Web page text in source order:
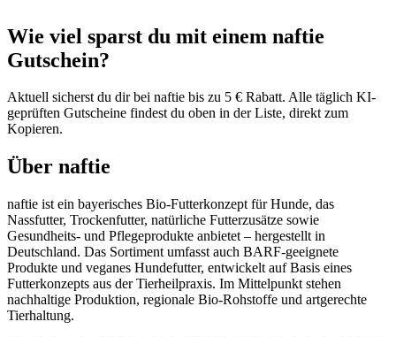
Wie viel sparst du mit einem naftie
Gutschein?
Aktuell sicherst du dir bei naftie bis zu 5 € Rabatt. Alle täglich KI-
geprüften Gutscheine findest du oben in der Liste, direkt zum
Kopieren.
Über naftie
naftie ist ein bayerisches Bio-Futterkonzept für Hunde, das
Nassfutter, Trockenfutter, natürliche Futterzusätze sowie
Gesundheits- und Pflegeprodukte anbietet – hergestellt in
Deutschland. Das Sortiment umfasst auch BARF-geeignete
Produkte und veganes Hundefutter, entwickelt auf Basis eines
Futterkonzepts aus der Tierheilpraxis. Im Mittelpunkt stehen
nachhaltige Produktion, regionale Bio-Rohstoffe und artgerechte
Tierhaltung.